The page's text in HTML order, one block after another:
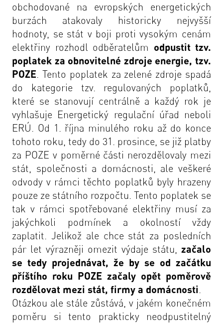
obchodované na evropských energetických
burzách atakovaly historicky nejvyšší
hodnoty, se stát v boji proti vysokým cenám
elektřiny rozhodl odběratelům odpustit tzv.
poplatek za obnovitelné zdroje energie, tzv.
POZE. Tento poplatek za zelené zdroje spadá
do kategorie tzv. regulovaných poplatků,
které se stanovují centrálně a každý rok je
vyhlašuje Energetický regulační úřad neboli
ERÚ. Od 1. října minulého roku až do konce
tohoto roku, tedy do 31. prosince, se již platby
za POZE v poměrné části nerozdělovaly mezi
stát, společnosti a domácnosti, ale veškeré
odvody v rámci těchto poplatků byly hrazeny
pouze ze státního rozpočtu. Tento poplatek se
tak v rámci spotřebované elektřiny musí za
jakýchkoli podmínek a okolností vždy
zaplatit. Jelikož ale chce stát za posledních
pár let výrazněji omezit výdaje státu, začalo
se tedy projednávat, že by se od začátku
příštího roku POZE začaly opět poměrově
rozdělovat mezi stát, firmy a domácnosti.
Otázkou ale stále zůstává, v jakém konečném
poměru si tento prakticky neodpustitelný